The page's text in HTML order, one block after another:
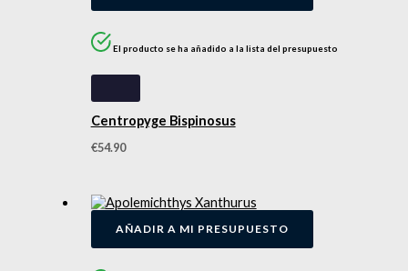
El producto se ha añadido a la lista del presupuesto
Centropyge Bispinosus
€54.90
AÑADIR A MI PRESUPUESTO